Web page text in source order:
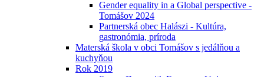
Gender equality in a Global perspective -
Tomášov 2024
Partnerská obec Halászi - Kultúra,
gastronómia, príroda
Materská škola v obci Tomášov s jedálňou a
kuchyňou
Rok 2019